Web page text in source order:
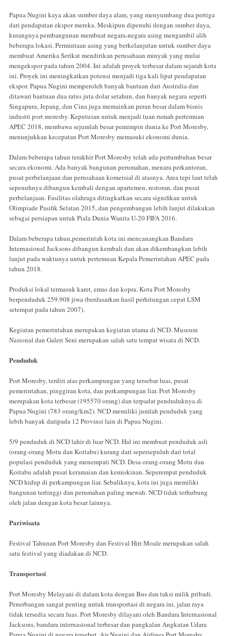
Papua Nugini kaya akan sumber daya alam, yang menyumbang dua pertiga
dari pendapatan ekspor mereka. Meskipun dipenuhi dengan sumber daya,
kurangnya pembangunan membuat negara-negara asing mengambil alih
beberapa lokasi. Permintaan asing yang berkelanjutan untuk sumber daya
membuat Amerika Serikat mendirikan perusahaan minyak yang mulai
mengekspor pada tahun 2004. Ini adalah proyek terbesar dalam sejarah kota
ini. Proyek ini meningkatkan potensi menjadi tiga kali lipat pendapatan
ekspor. Papua Nugini memperoleh banyak bantuan dari Australia dan
ditawari bantuan dua ratus juta dolar setahun, dan banyak negara seperti
Singapura, Jepang, dan Cina juga memainkan peran besar dalam bisnis
industri port moresby. Keputusan untuk menjadi tuan rumah pertemuan
APEC 2018, membawa sejumlah besar pemimpin dunia ke Port Moresby,
menunjukkan kecepatan Port Moresby memasuki ekonomi dunia.
Dalam beberapa tahun terakhir Port Moresby telah ada pertumbuhan besar
secara ekonomi. Ada banyak bangunan perumahan, menara perkantoran,
pusat perbelanjaan dan perusahaan komersial di atasnya. Area tepi laut telah
sepenuhnya dibangun kembali dengan apartemen, restoran, dan pusat
perbelanjaan. Fasilitas olahraga ditingkatkan secara signifikan untuk
Olimpiade Pasifik Selatan 2015, dan pengembangan lebih lanjut dilakukan
sebagai persiapan untuk Piala Dunia Wanita U-20 FIFA 2016.
Dalam beberapa tahun,pemerintah kota ini mencanangkan Bandara
Internasional Jacksons dibangun kembali dan akan dikembangkan lebih
lanjut pada waktunya untuk pertemuan Kepala Pemerintahan APEC pada
tahun 2018.
Produksi lokal termasuk karet, emas dan kopra. Kota Port Moresby
berpenduduk 259.908 jiwa (berdasarkan hasil perhitungan cepat LSM
setempat pada tahun 2007).
Kegiatan pemerintahan merupakan kegiatan utama di NCD. Museum
Nasional dan Galeri Seni merupakan salah satu tempat wisata di NCD.
Penduduk
Port Moresby, terdiri atas perkampungan yang tersebar luas, pusat
pemerintahan, pinggiran kota, dan perkampungan liar. Port Moresby
merupakan kota terbesar (195570 orang) dan terpadat penduduknya di
Papua Nugini (783 orang/km2). NCD memiliki jumlah penduduk yang
lebih banyak daripada 12 Provinsi lain di Papua Nugini.
5/9 penduduk di NCD lahir di luar NCD. Hal ini membuat penduduk asli
(orang-orang Motu dan Koitabu) kurang dari sepersepuluh dari total
populasi penduduk yang menempati NCD. Desa orang-orang Motu dan
Koitabu adalah pusat keramaian dan kemiskinan. Seperempat penduduk
NCD hidup di perkampungan liar. Sebaliknya, kota ini juga memiliki
bangunan tertinggi dan perumahan paling mewah. NCD tidak terhubung
oleh jalan dengan kota besar lainnya.
Pariwisata
Festival Tahunan Port Moresby dan Festival Hiri Moale merupakan salah
satu festival yang diadakan di NCD.
Transportasi
Port Moresby Melayani di dalam kota dengan Bus dan taksi milik pribadi.
Penerbangan sangat penting untuk transportasi di negara ini, jalan raya
tidak tersedia secara luas. Port Moresby dilayani oleh Bandara Internasional
Jacksons, bandara internasional terbesar dan pangkalan Angkatan Udara